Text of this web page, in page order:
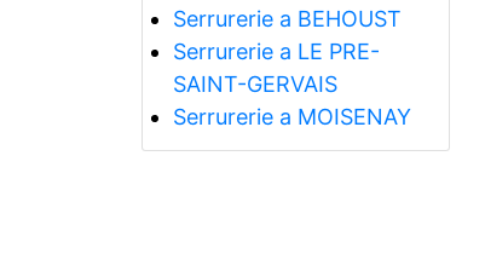
Serrurerie a BEHOUST
Serrurerie a LE PRE-
SAINT-GERVAIS
Serrurerie a MOISENAY